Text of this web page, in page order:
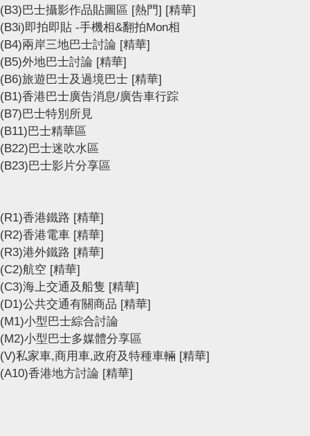
(B3)巴士攝影作品貼圖區 [熱門] [精華]
(B3i)即拍即貼 -手機相&翻拍Mon相
(B4)兩岸三地巴士討論 [精華]
(B5)外地巴士討論 [精華]
(B6)旅遊巴士及過境巴士 [精華]
(B1)香港巴士廣告消息/廣告車行踪
(B7)巴士特別所見
(B11)巴士精華區
(B22)巴士迷吹水區
(B23)巴士影片分享區
(R1)香港鐵路 [精華]
(R2)香港電車 [精華]
(R3)港外鐵路 [精華]
(C2)航空 [精華]
(C3)海上交通及船隻 [精華]
(D1)公共交通有關商品 [精華]
(M1)小型巴士綜合討論
(M2)小型巴士多媒體分享區
(V)私家車,商用車,政府及特種車輛 [精華]
(A10)香港地方討論 [精華]